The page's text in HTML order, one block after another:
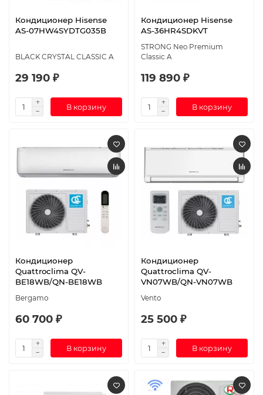
Кондиционер Hisense
AS-07HW4SYDTG035В
BLACK CRYSTAL CLASSIC A
29 190 ₽
В корзину
Кондиционер Hisense
AS-36HR4SDKVT
STRONG Neo Premium
Classic A
119 890 ₽
В корзину
Кондиционер
Quattroclima QV-
BE18WB/QN-BE18WB
Bergamo
60 700 ₽
В корзину
Кондиционер
Quattroclima QV-
VN07WB/QN-VN07WB
Vento
25 500 ₽
В корзину